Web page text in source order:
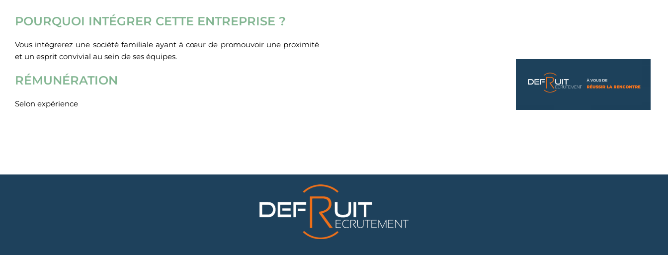
POURQUOI INTÉGRER CETTE ENTREPRISE ?
Vous intégrerez une société familiale ayant à cœur de promouvoir une proximité
et un esprit convivial au sein de ses équipes.
RÉMUNÉRATION
Selon expérience